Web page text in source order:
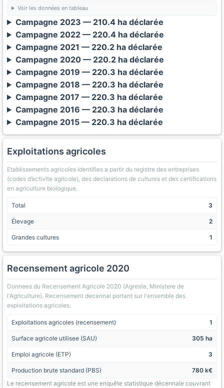
Voir les données en tableau
Campagne 2023 — 210.4 ha déclarée
Campagne 2022 — 220.4 ha déclarée
Campagne 2021 — 220.2 ha déclarée
Campagne 2020 — 220.2 ha déclarée
Campagne 2019 — 220.3 ha déclarée
Campagne 2018 — 220.3 ha déclarée
Campagne 2017 — 220.3 ha déclarée
Campagne 2016 — 220.3 ha déclarée
Campagne 2015 — 220.3 ha déclarée
Exploitations agricoles
Etablissements agricoles identifies a partir du registre des entreprises
(codes d’activite agricole), des declarations de cultures et des certifications
en agriculture biologique.
Total 3
Élevage 2
Grandes cultures 1
Recensement agricole 2020
Donnees du Recensement Agricole 2020 (Agreste, Ministere de
l'Agriculture). Recensement decennal portant sur l'ensemble des
exploitations agricoles.
Exploitations agricoles (recensement) 1
Surface agricole utilisee (SAU) 305 ha
Emploi agricole (ETP) 3
Production brute standard (PBS)
780 k€
Le recensement agricole est une enquête statistique décennale couvrant